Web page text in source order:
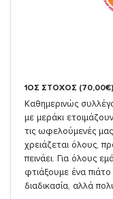
1ΟΣ ΣΤΟΧΟΣ
Καθημερινώς
με μεράκι
τις ωφελούμενές
χρειάζεται όλους,
πεινάει. Για όλους
φτιάξουμε ένα
διαδικασία, αλλά